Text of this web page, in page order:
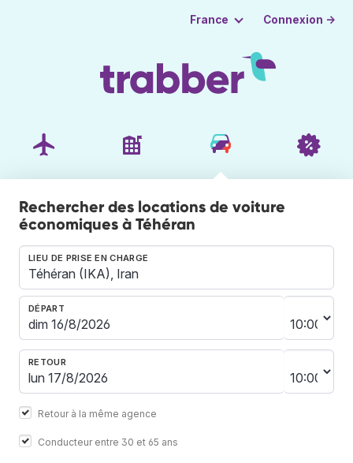
France Connexion →
Rechercher des locations de voiture
économiques à Téhéran
LIEU DE PRISE EN CHARGE
DÉPART
RETOUR
Retour à la même agence
Conducteur entre 30 et 65 ans